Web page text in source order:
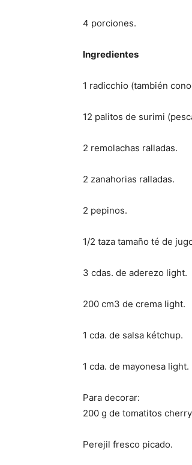
4 porciones.
Ingredientes
1 radicchio (también
12 palitos de surimi
2 remolachas ralladas.
2 zanahorias ralladas.
2 pepinos.
1/2 taza tamaño té de
3 cdas. de aderezo light.
200 cm3 de crema light.
1 cda. de salsa kétchup.
1 cda. de mayonesa light.
Para decorar:
200 g de tomatitos
Perejil fresco picado.